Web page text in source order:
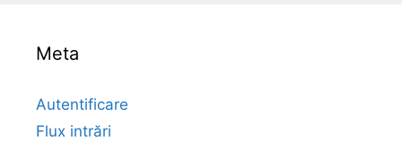
Meta
Autentificare
Flux intrări